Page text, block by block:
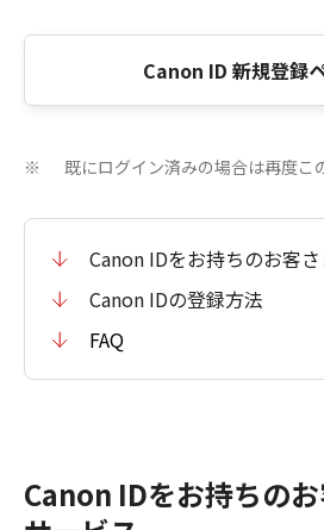
Canon ID 新規登録
※ 既にログイン済みの場合は再度こ
Canon IDをお持ちのお客
Canon IDの登録方法
FAQ
Canon IDをお持ちの